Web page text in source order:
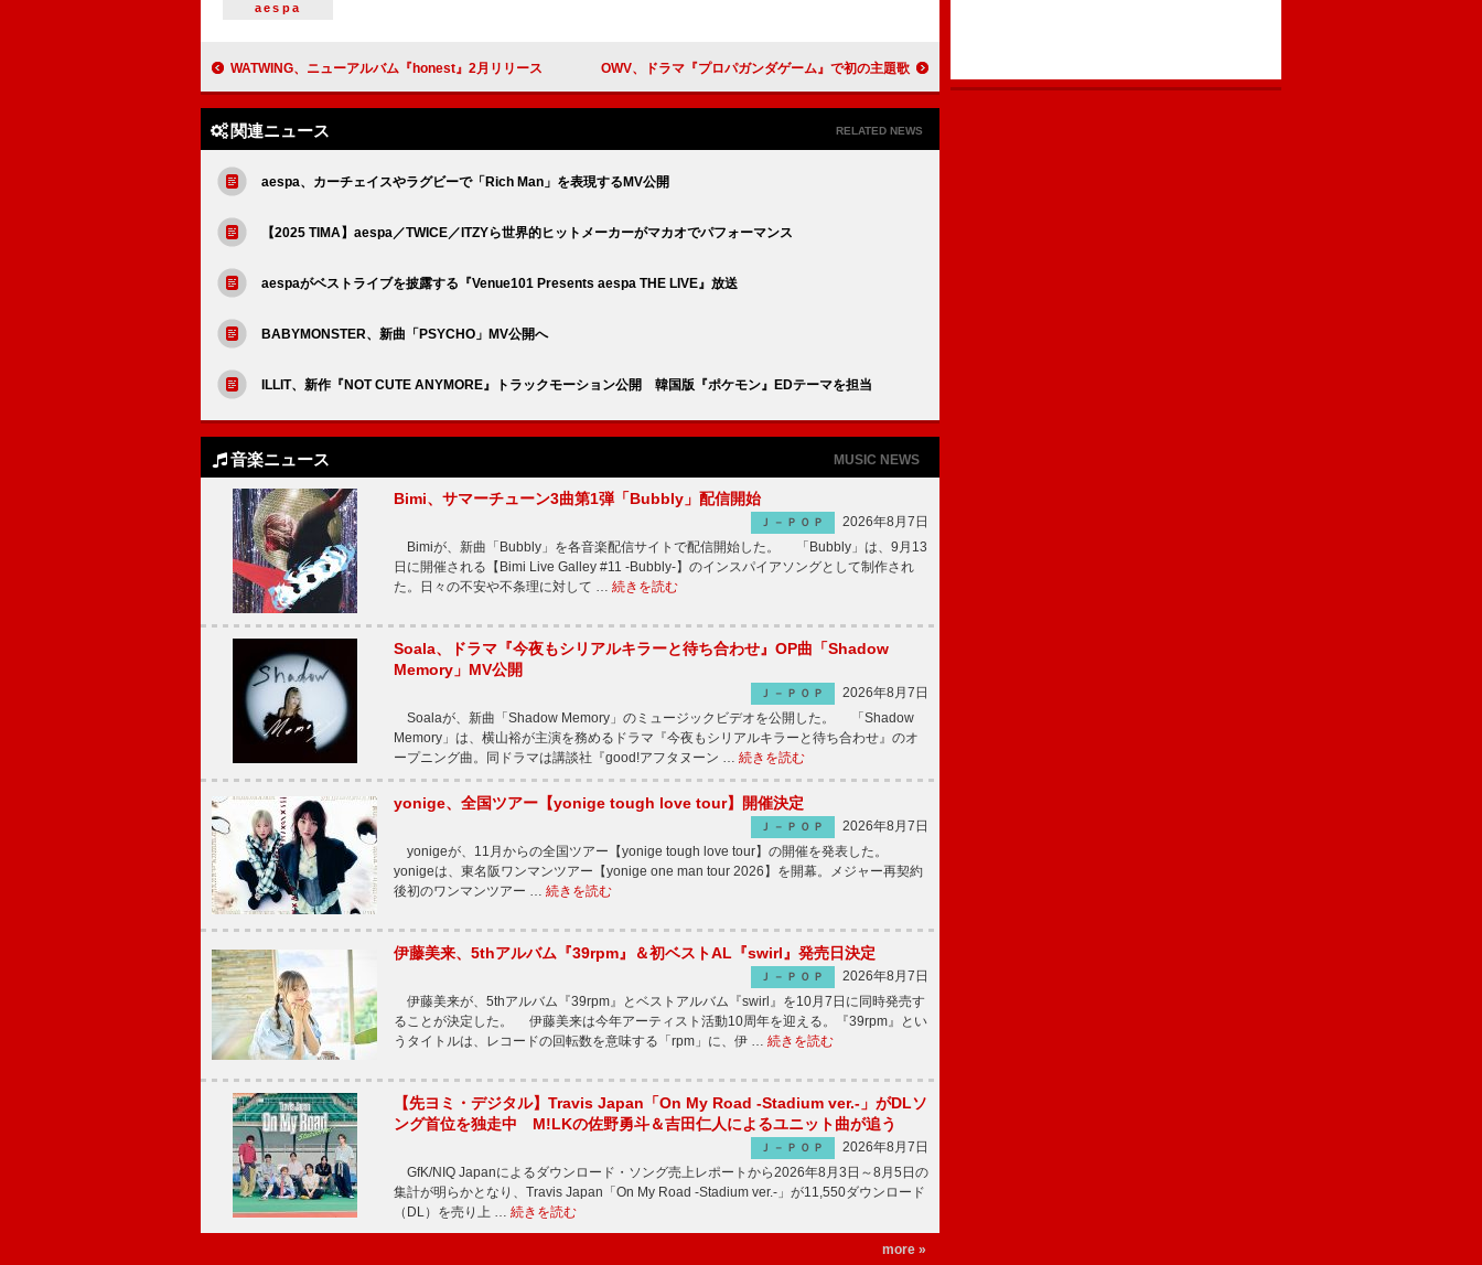
aespa
WATWING、ニューアルバム『honest』2月リリース OWV、ドラマ『プロパガンダゲーム』で初の主題歌
関連ニュース RELATED NEWS
aespa、カーチェイスやラグビーで「Rich Man」を表現するMV公開
【2025 TIMA】aespa／TWICE／ITZYら世界的ヒットメーカーがマカオでパフォーマンス
aespaがベストライブを披露する『Venue101 Presents aespa THE LIVE』放送
BABYMONSTER、新曲「PSYCHO」MV公開へ
ILLIT、新作『NOT CUTE ANYMORE』トラックモーション公開 韓国版『ポケモン』EDテーマを担当
音楽ニュース MUSIC NEWS
Bimi、サマーチューン3曲第1弾「Bubbly」配信開始
Ｊ－ＰＯＰ
2026年8月7日
Bimiが、新曲「Bubbly」を各音楽配信サイトで配信開始した。 「Bubbly」は、9月13
日に開催される【Bimi Live Galley #11 -Bubbly-】のインスパイアソングとして制作され
た。日々の不安や不条理に対して … 続きを読む
Soala、ドラマ『今夜もシリアルキラーと待ち合わせ』OP曲「Shadow
Memory」MV公開
Ｊ－ＰＯＰ
2026年8月7日
Soalaが、新曲「Shadow Memory」のミュージックビデオを公開した。 「Shadow
Memory」は、横山裕が主演を務めるドラマ『今夜もシリアルキラーと待ち合わせ』のオ
ープニング曲。同ドラマは講談社『good!アフタヌーン … 続きを読む
yonige、全国ツアー【yonige tough love tour】開催決定
Ｊ－ＰＯＰ
2026年8月7日
yonigeが、11月からの全国ツアー【yonige tough love tour】の開催を発表した。
yonigeは、東名阪ワンマンツアー【yonige one man tour 2026】を開幕。メジャー再契約
後初のワンマンツアー … 続きを読む
伊藤美来、5thアルバム『39rpm』＆初ベストAL『swirl』発売日決定
Ｊ－ＰＯＰ
2026年8月7日
伊藤美来が、5thアルバム『39rpm』とベストアルバム『swirl』を10月7日に同時発売す
ることが決定した。 伊藤美来は今年アーティスト活動10周年を迎える。『39rpm』とい
うタイトルは、レコードの回転数を意味する「rpm」に、伊 … 続きを読む
【先ヨミ・デジタル】Travis Japan「On My Road -Stadium ver.-」がDLソ
ング首位を独走中 M!LKの佐野勇斗＆吉田仁人によるユニット曲が追う
Ｊ－ＰＯＰ
2026年8月7日
GfK/NIQ Japanによるダウンロード・ソング売上レポートから2026年8月3日～8月5日の
集計が明らかとなり、Travis Japan「On My Road -Stadium ver.-」が11,550ダウンロード
（DL）を売り上 … 続きを読む
more »